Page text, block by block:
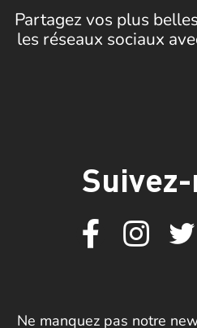
Partagez vos plus
les réseaux sociaux
Ne manquez pas notre